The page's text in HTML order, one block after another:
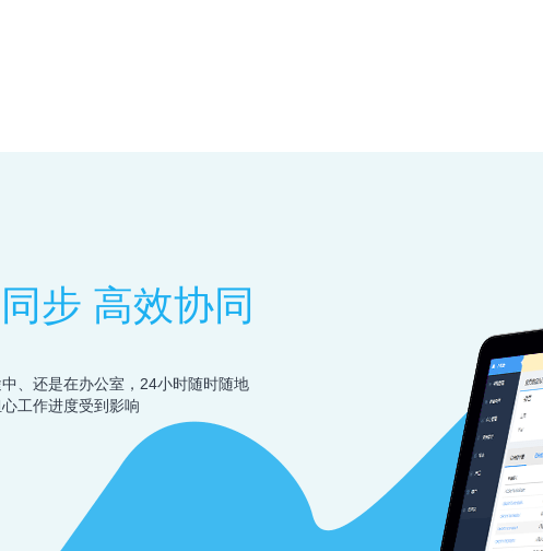
步 高效协同
、还是在办公室，24小时随时随地
工作进度受到影响